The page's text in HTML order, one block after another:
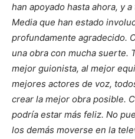
han apoyado hasta ahora, y a
Media que han estado
profundamente agradecido.
una obra con mucha suerte.
mejor guionista, al mejor
mejores actores de voz,
crear la mejor obra posible.
podría estar más feliz. No
los demás moverse en la